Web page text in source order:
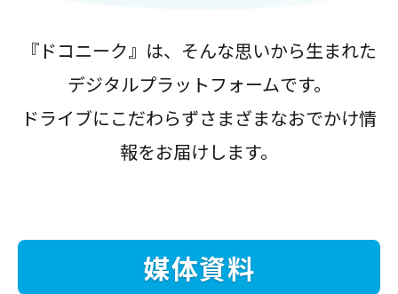
『ドコニーク』は、そんな思いから生まれた
デジタルプラットフォームです。
ドライブにこだわらずさまざまなおでかけ情
報をお届けします。
媒体資料